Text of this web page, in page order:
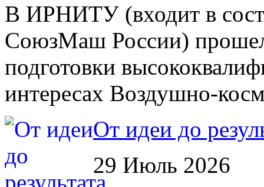
В ИРНИТУ (входит в
СоюзМаш России) прошел
подготовки
интересах Воздушно-
От идеи до
29 Июль 2026